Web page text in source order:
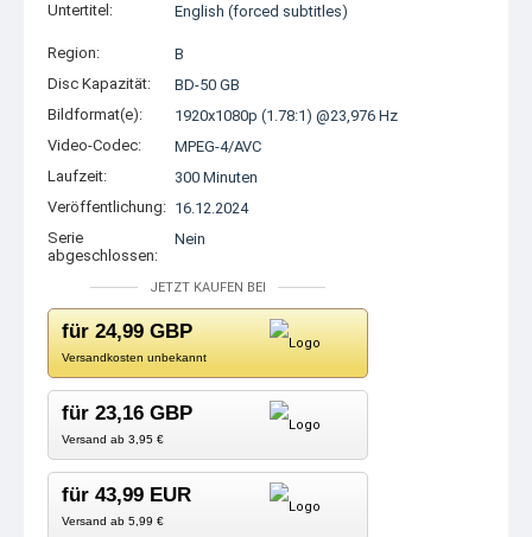
Untertitel: English (forced subtitles)
Region:
B
Disc Kapazität:
BD-50 GB
Bildformat(e):
1920x1080p (1.78:1) @23,976 Hz
Video-Codec:
MPEG-4/AVC
Laufzeit:
300 Minuten
Veröffentlichung: 16.12.2024
Serie
abgeschlossen:
Nein
JETZT KAUFEN BEI
für 24,99 GBP
Versandkosten unbekannt
für 23,16 GBP
Versand ab 3,95 €
für 43,99 EUR
Versand ab 5,99 €